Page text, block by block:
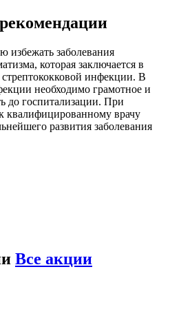
избежать заболевания
которая заключается в
инфекции. В
необходимо грамотное и
до госпитализации. При
квалифицированному врачу
развития заболевания
Все акции